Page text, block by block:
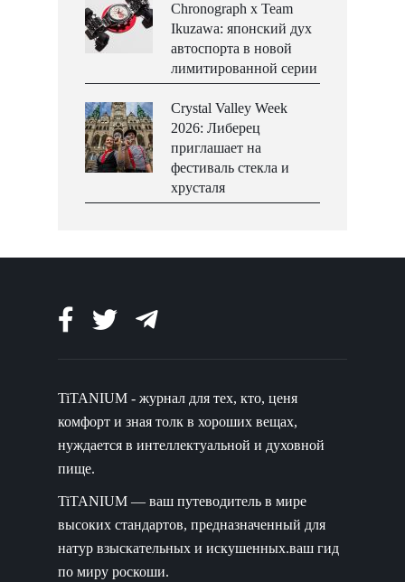
Chronograph x Team
Ikuzawa: японский дух
автоспорта в новой
лимитированной серии
Crystal Valley Week
2026: Либерец
приглашает на
фестиваль стекла и
хрусталя
TiTANIUM - журнал для тех, кто, ценя
комфорт и зная толк в хороших вещах,
нуждается в интеллектуальной и духовной
пище.
TiTANIUM — ваш путеводитель в мире
высоких стандартов, предназначенный для
натур взыскательных и искушенных.ваш гид
по миру роскоши.